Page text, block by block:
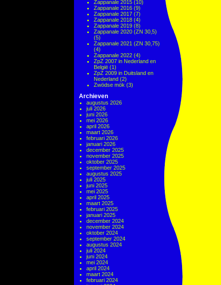
Zappanale 2015 (10)
Zappanale 2016 (9)
Zappanale 2017 (7)
Zappanale 2018 (4)
Zappanale 2019 (8)
Zappanale 2020 (ZN 30,5)
(5)
Zappanale 2021 (ZN 30,75)
(4)
Zappanale 2022 (4)
ZpZ 2007 in Nederland en
België (1)
ZpZ 2009 in Duitsland en
Nederland (2)
Zwödse mök (3)
Archieven
augustus 2026
juli 2026
juni 2026
mei 2026
april 2026
maart 2026
februari 2026
januari 2026
december 2025
november 2025
oktober 2025
september 2025
augustus 2025
juli 2025
juni 2025
mei 2025
april 2025
maart 2025
februari 2025
januari 2025
december 2024
november 2024
oktober 2024
september 2024
augustus 2024
juli 2024
juni 2024
mei 2024
april 2024
maart 2024
februari 2024